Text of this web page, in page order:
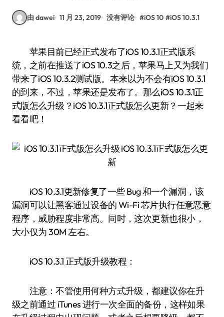
由 dawei 11 月 23, 2019 没有评论 #iOS 10 #iOS 10.3.1
苹果目前已经正式发布了iOS 10.3.1正式版系
统，之前在推送了iOS 10.3之后，苹果马上又为我们
带来了iOS 10.3.2测试版。本来以为不会有iOS 10.3.1
的到来，不过，苹果还是发布了。那么iOS 10.3.1正
式版怎么升级？iOS 10.3.1正式版怎么更新？一起来
看看吧！
iOS 10.3.1更新修复了一些 Bug 和一个漏洞，该
漏洞可以让黑客通过设备的 Wi-Fi 芯片执行任意恶意
程序，威胁程度非常高。同时，这次更新也很小，
大小仅为 30M 左右。
iOS 10.3.1 正式版升级教程：
注意：不管使用何种方式升级，都建议你在升
级之前通过 iTunes 进行一次全面的备份，这样如果